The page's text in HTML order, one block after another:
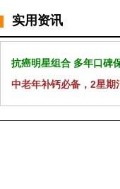
实用资讯
抗癌明星组合 多年口碑
中老年补钙必备，2星期